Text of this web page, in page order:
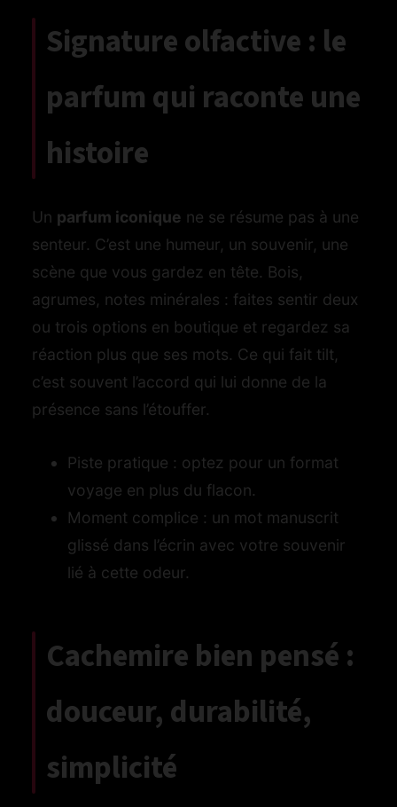
Signature olfactive : le
parfum qui raconte une
histoire
Un parfum iconique ne se résume pas à une
senteur. C’est une humeur, un souvenir, une
scène que vous gardez en tête. Bois,
agrumes, notes minérales : faites sentir deux
ou trois options en boutique et regardez sa
réaction plus que ses mots. Ce qui fait tilt,
c’est souvent l’accord qui lui donne de la
présence sans l’étouffer.
Piste pratique : optez pour un format
voyage en plus du flacon.
Moment complice : un mot manuscrit
glissé dans l’écrin avec votre souvenir
lié à cette odeur.
Cachemire bien pensé :
douceur, durabilité,
simplicité